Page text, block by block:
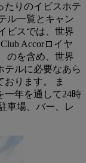
たりのイビスホテ
ル一覧とキャン
ビスでは、世界
Accorロイヤ
のを含め、世界
テルに必要なあら
おります。 ま
一年を通して24時
車場、バー、レ